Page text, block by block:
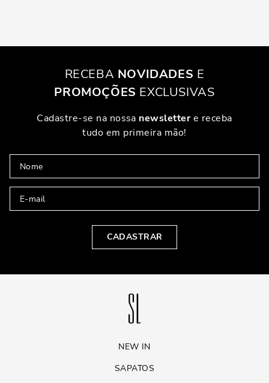
RECEBA NOVIDADES E
PROMOÇÕES EXCLUSIVAS
Cadastre-se na nossa newslettere receba
tudo em primeira mão!
CADASTRAR
NEW IN
SAPATOS